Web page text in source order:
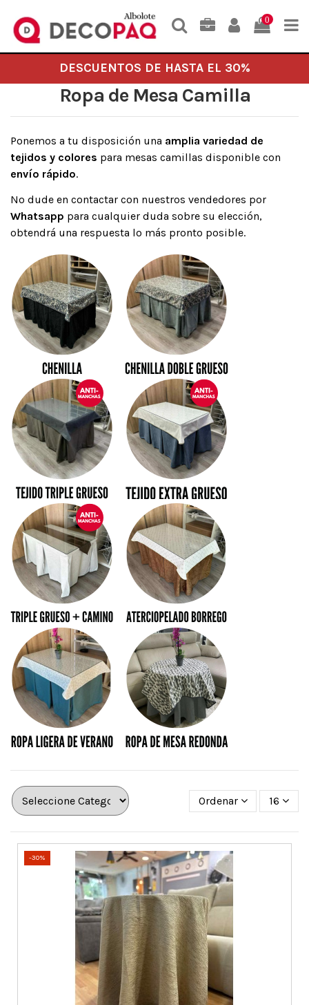
0
DESCUENTOS DE HASTA EL 30%
Ropa de Mesa Camilla
Ponemos a tu disposición una amplia variedad de
tejidos y colores para mesas camillas disponible con
envío rápido.
No dude en contactar con nuestros vendedores por
Whatsapp para cualquier duda sobre su elección,
obtendrá una respuesta lo más pronto posible.
Ordenar 16
-30%